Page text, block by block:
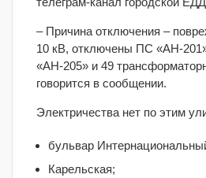
– Причина отключения –
10 кВ, отключены ПС «АН-
«АН-205» и 49
говорится в сообщении.
Электричества нет по этим
бульвар
Карельская;